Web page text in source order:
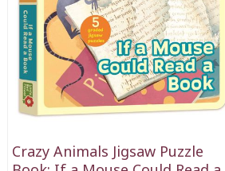
Crazy Animals Jigsaw Puzzle